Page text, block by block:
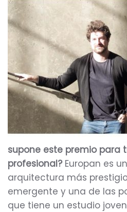
supone este premio para
profesional?Europan es
arquitectura más
emergente y una de las
que tiene un estudio